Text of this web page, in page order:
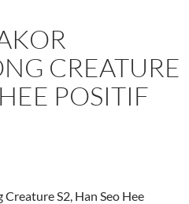
CREATURE
POSITIF
S2, Han Seo Hee